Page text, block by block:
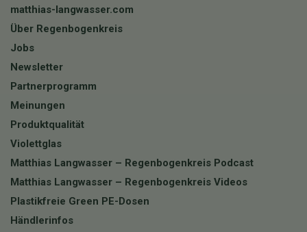
matthias-langwasser.com
Über Regenbogenkreis
Jobs
Newsletter
Partnerprogramm
Meinungen
Produktqualität
Violettglas
Matthias Langwasser – Regenbogenkreis Podcast
Matthias Langwasser – Regenbogenkreis Videos
Plastikfreie Green PE-Dosen
Händlerinfos